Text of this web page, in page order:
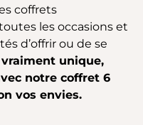
coffrets
les occasions et
d’offrir ou de se
unique,
notre coffret 6
vos envies.